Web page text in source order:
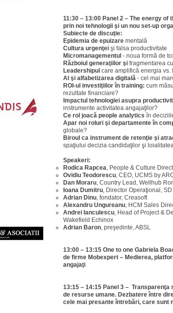
11:30 – 13:00 Panel 2 – The energy of
prin noi tehnologii şi un nou set-up
Subiecte de discuţie:
Epidemia de epuizare mentală
Cultura urgenţei şi falsa productivitate
Micromanagementul - noua formă de
Războiul generaţiilor şi fragmentarea
Leadershipul care amplifică energia
AI şi alfabetizarea digitală - cel mai
ROI-ul investiţiilor în training: cum
rezultate financiare?
Impactul tehnologiei asupra
instrumente activitatea angajaţilor?
Ce rol joacă people analytics în
Apar noi roluri şi departamente în
globale?
Biroul ca instrument de retenţie şi
spaţiului decizia candidaţilor şi
Speakeri:
Rodica Rapcea, People & Culture
Ovidiu Teodorescu, CEO, UCMS by
Dan Moraru, Country Lead, Wellhub
Ioana Dumitru, Director Operaţional,
Adrian Dinu, fondator, Creasoft
Alexandru Ungureanu, HCM Sales
Andrei Ianculescu, Head of Project &
Wakefield Echinox
Adrian Baron, preşedinte, ABSL
13:00 – 13:15 One to one Gabriela
de firme Mobexpert – Medierea,
angajaţi
13:15 – 14:15 Panel 3 –
de resurse umane. Dezbatere între
cele mai presante întrebări, care sunt